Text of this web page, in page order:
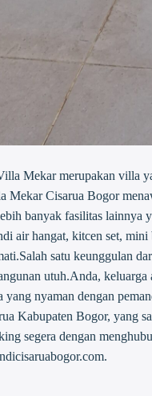
Mekar merupakan villa
Mekar Cisarua Bogor
banyak fasilitas
air hangat, kitcen set,
satu keunggulan
utuh.Anda,
yang nyaman dengan
Kabupaten Bogor, yang
segera dengan